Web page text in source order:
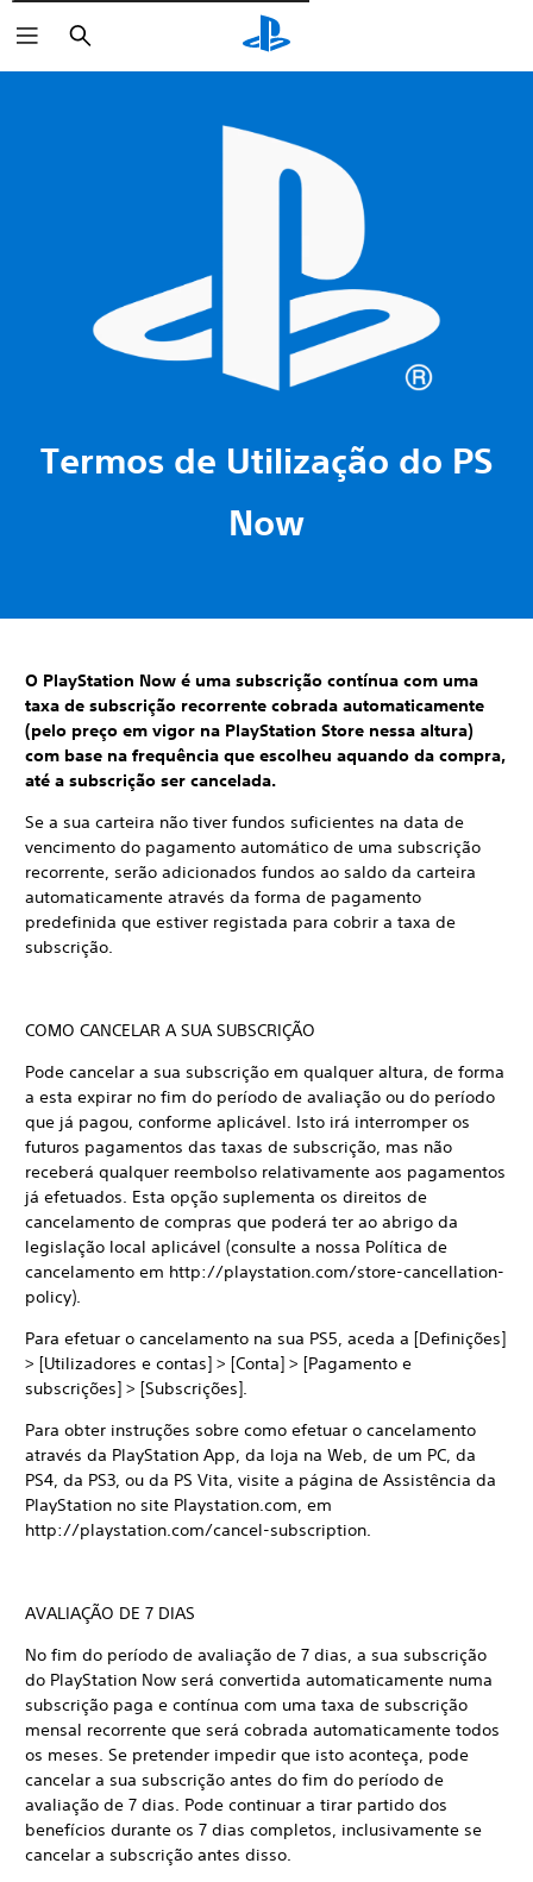
Pesquisar
Termos de Utilização do PS
Now
O PlayStation Now é uma subscrição contínua com uma
taxa de subscrição recorrente cobrada automaticamente
(pelo preço em vigor na PlayStation Store nessa altura)
com base na frequência que escolheu aquando da compra,
até a subscrição ser cancelada.
Se a sua carteira não tiver fundos suficientes na data de
vencimento do pagamento automático de uma subscrição
recorrente, serão adicionados fundos ao saldo da carteira
automaticamente através da forma de pagamento
predefinida que estiver registada para cobrir a taxa de
subscrição.
COMO CANCELAR A SUA SUBSCRIÇÃO
Pode cancelar a sua subscrição em qualquer altura, de forma
a esta expirar no fim do período de avaliação ou do período
que já pagou, conforme aplicável. Isto irá interromper os
futuros pagamentos das taxas de subscrição, mas não
receberá qualquer reembolso relativamente aos pagamentos
já efetuados. Esta opção suplementa os direitos de
cancelamento de compras que poderá ter ao abrigo da
legislação local aplicável (consulte a nossa Política de
cancelamento em http://playstation.com/store-cancellation-
policy).
Para efetuar o cancelamento na sua PS5, aceda a [Definições]
> [Utilizadores e contas] > [Conta] > [Pagamento e
subscrições] > [Subscrições].
Para obter instruções sobre como efetuar o cancelamento
através da PlayStation App, da loja na Web, de um PC, da
PS4, da PS3, ou da PS Vita, visite a página de Assistência da
PlayStation no site Playstation.com, em
http://playstation.com/cancel-subscription.
AVALIAÇÃO DE 7 DIAS
No fim do período de avaliação de 7 dias, a sua subscrição
do PlayStation Now será convertida automaticamente numa
subscrição paga e contínua com uma taxa de subscrição
mensal recorrente que será cobrada automaticamente todos
os meses. Se pretender impedir que isto aconteça, pode
cancelar a sua subscrição antes do fim do período de
avaliação de 7 dias. Pode continuar a tirar partido dos
benefícios durante os 7 dias completos, inclusivamente se
cancelar a subscrição antes disso.